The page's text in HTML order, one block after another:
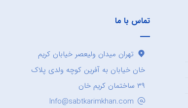
تماس با ما
تهران میدان ولیعصر خیابان کریم
خان خیابان به آفرین کوچه ولدی پلاک
۳۹ ساختمان کریم خان
Info@sabtkarimkhan.com